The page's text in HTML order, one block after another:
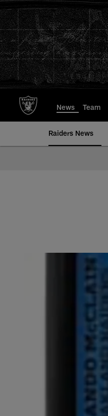
to
main
content
News Team
Raiders News